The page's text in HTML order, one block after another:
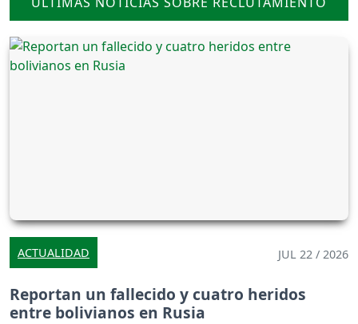
ACTUALIDAD JUL 22 / 2026
Reportan un fallecido y cuatro heridos
entre bolivianos en Rusia